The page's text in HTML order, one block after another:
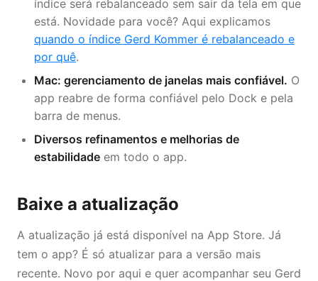
índice será rebalanceado sem sair da tela em que
está. Novidade para você? Aqui explicamos
quando o índice Gerd Kommer é rebalanceado e
por quê.
Mac: gerenciamento de janelas mais confiável. O
app reabre de forma confiável pelo Dock e pela
barra de menus.
Diversos refinamentos e melhorias de
estabilidade em todo o app.
Baixe a atualização
A atualização já está disponível na App Store. Já
tem o app? É só atualizar para a versão mais
recente. Novo por aqui e quer acompanhar seu Gerd